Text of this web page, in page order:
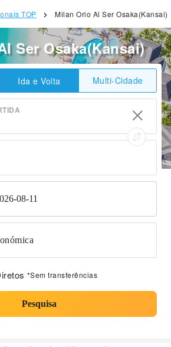
TOP Milan Orio Al Ser Osaka(Kansai)
Ser Osaka(Kansai)
Ida e Volta Multi-Cidade
08-11
*Sem transferências
Pesquisa